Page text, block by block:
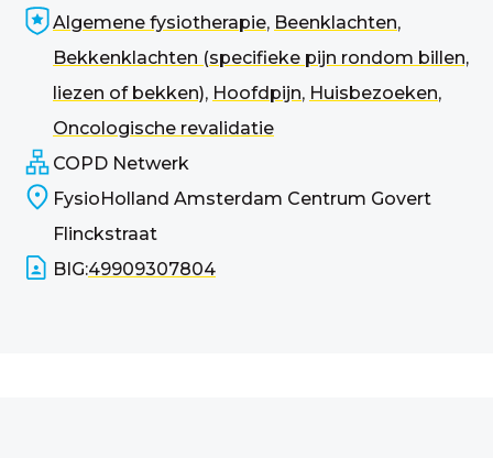
Algemene fysiotherapie, Beenklachten,
Bekkenklachten (specifieke pijn rondom billen,
liezen of bekken), Hoofdpijn, Huisbezoeken,
Oncologische revalidatie
COPD Netwerk
FysioHolland Amsterdam Centrum Govert
Flinckstraat
BIG:49909307804